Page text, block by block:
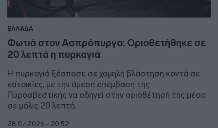
ΕΛΛΑΔΑ
Φωτιά στον Ασπρόπυργο: Οριοθετήθηκε σε
20 λεπτά η πυρκαγιά
Η πυρκαγιά ξέσπασε σε χαμηλή βλάστηση κοντά σε
κατοικίες, με την άμεση επέμβαση της
Πυροσβεστικής να οδηγεί στην οριοθέτησή της μέσα
σε μόλις 20 λεπτά.
28.07.2026 - 20:52